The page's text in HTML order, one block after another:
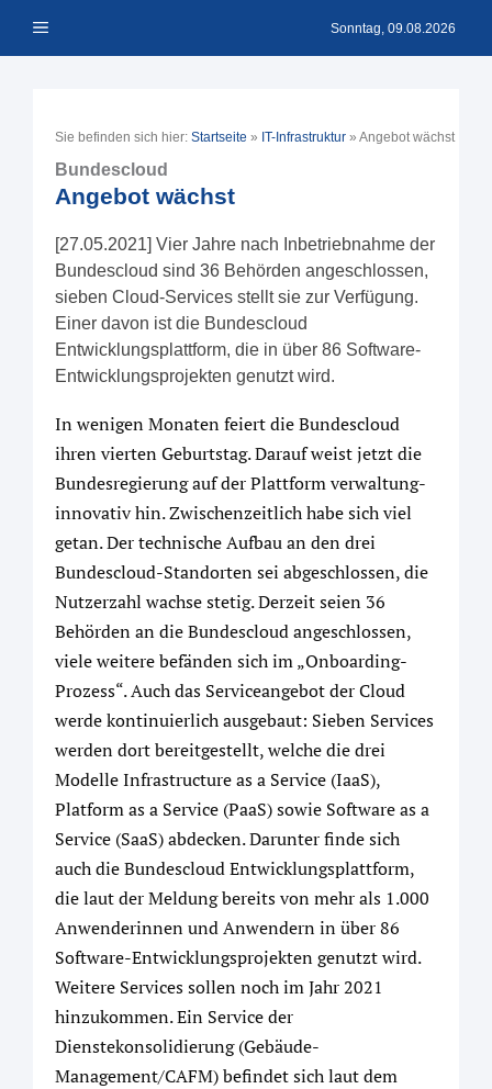
Inhalt Menü Sonntag, 09.08.2026
Sie befinden sich hier: Startseite » IT-Infrastruktur » Angebot wächst
Bundescloud
Angebot wächst
[27.05.2021] Vier Jahre nach Inbetriebnahme der
Bundescloud sind 36 Behörden angeschlossen,
sieben Cloud-Services stellt sie zur Verfügung.
Einer davon ist die Bundescloud
Entwicklungsplattform, die in über 86 Software-
Entwicklungsprojekten genutzt wird.
In wenigen Monaten feiert die Bundescloud
ihren vierten Geburtstag. Darauf weist jetzt die
Bundesregierung auf der Plattform verwaltung-
innovativ hin. Zwischenzeitlich habe sich viel
getan. Der technische Aufbau an den drei
Bundescloud-Standorten sei abgeschlossen, die
Nutzerzahl wachse stetig. Derzeit seien 36
Behörden an die Bundescloud angeschlossen,
viele weitere befänden sich im „Onboarding-
Prozess“. Auch das Serviceangebot der Cloud
werde kontinuierlich ausgebaut: Sieben Services
werden dort bereitgestellt, welche die drei
Modelle Infrastructure as a Service (IaaS),
Platform as a Service (PaaS) sowie Software as a
Service (SaaS) abdecken. Darunter finde sich
auch die Bundescloud Entwicklungsplattform,
die laut der Meldung bereits von mehr als 1.000
Anwenderinnen und Anwendern in über 86
Software-Entwicklungsprojekten genutzt wird.
Weitere Services sollen noch im Jahr 2021
hinzukommen. Ein Service der
Dienstekonsolidierung (Gebäude-
Management/CAFM) befindet sich laut dem